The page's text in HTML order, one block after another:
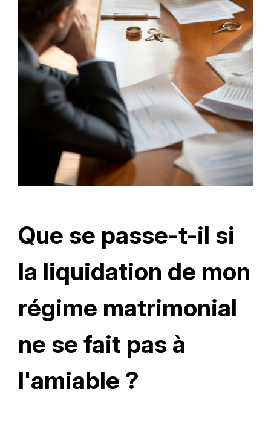
Que se passe-t-il si
la liquidation de mon
régime matrimonial
ne se fait pas à
l'amiable ?